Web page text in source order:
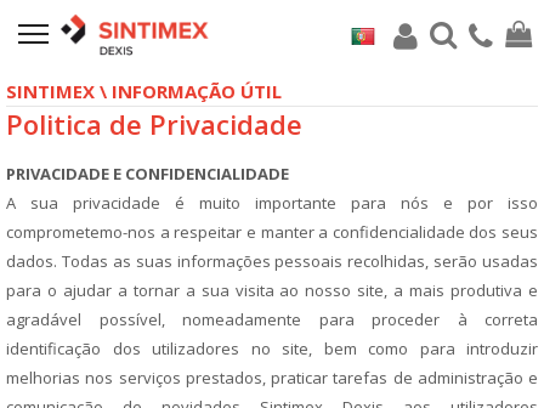
SINTIMEX \ INFORMAÇÃO ÚTIL
Politica de Privacidade
PRIVACIDADE E CONFIDENCIALIDADE
A sua privacidade é muito importante para nós e por isso
comprometemo-nos a respeitar e manter a confidencialidade dos seus
dados. Todas as suas informações pessoais recolhidas, serão usadas
para o ajudar a tornar a sua visita ao nosso site, a mais produtiva e
agradável possível, nomeadamente para proceder à correta
identificação dos utilizadores no site, bem como para introduzir
melhorias nos serviços prestados, praticar tarefas de administração e